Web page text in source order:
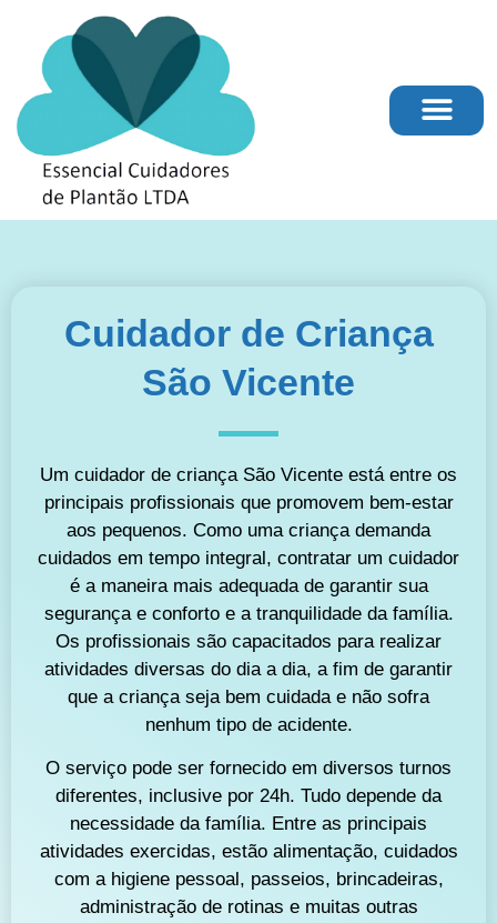
Cuidador de Criança
São Vicente
Um cuidador de criança São Vicente está entre os
principais profissionais que promovem bem-estar
aos pequenos. Como uma criança demanda
cuidados em tempo integral, contratar um cuidador
é a maneira mais adequada de garantir sua
segurança e conforto e a tranquilidade da família.
Os profissionais são capacitados para realizar
atividades diversas do dia a dia, a fim de garantir
que a criança seja bem cuidada e não sofra
nenhum tipo de acidente.
O serviço pode ser fornecido em diversos turnos
diferentes, inclusive por 24h. Tudo depende da
necessidade da família. Entre as principais
atividades exercidas, estão alimentação, cuidados
com a higiene pessoal, passeios, brincadeiras,
administração de rotinas e muitas outras